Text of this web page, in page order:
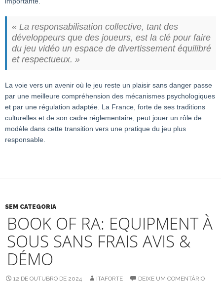
« La responsabilisation collective, tant des
développeurs que des joueurs, est la clé pour faire
du jeu vidéo un espace de divertissement équilibré
et respectueux. »
La voie vers un avenir où le jeu reste un plaisir sans danger passe
par une meilleure compréhension des mécanismes psychologiques
et par une régulation adaptée. La France, forte de ses traditions
culturelles et de son cadre réglementaire, peut jouer un rôle de
modèle dans cette transition vers une pratique du jeu plus
responsable.
SEM CATEGORIA
BOOK OF RA: EQUIPMENT À
SOUS SANS FRAIS AVIS &
DÉMO
12 DE OUTUBRO DE 2024 ITAFORTE DEIXE UM COMENTÁRIO